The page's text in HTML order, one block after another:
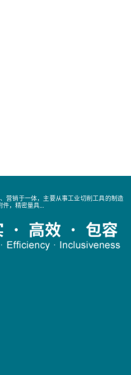
营销于一体，主要从事工业切削工具的制造
件，精密量具...